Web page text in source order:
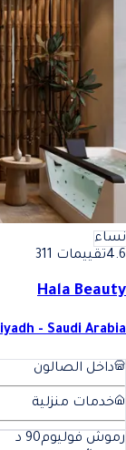
نساء
4.6تقييمات 311
Hala Beauty
- Saudi Arabia
داخل الصالون
خدمات منزلية
رموش فوليوم90 د